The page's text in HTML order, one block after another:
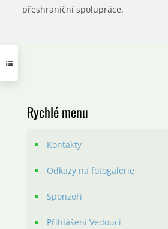
přeshraniční spolupráce.
Rychlé menu
Kontakty
Odkazy na fotogalerie
Sponzoři
Přihlášení Vedoucí